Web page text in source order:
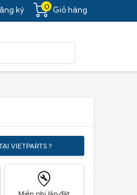
0 Giỏ hàng
ký
VIETPARTS ?